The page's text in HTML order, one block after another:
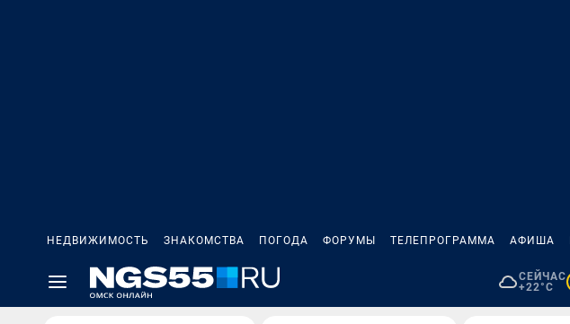
НЕДВИЖИМОСТЬ ЗНАКОМСТВА ПОГОДА ФОРУМЫ ТЕЛЕПРОГРАММА АФИША
СЕЙЧАС
+22°C